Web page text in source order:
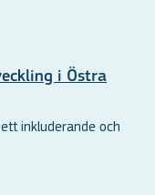
i Östra
inkluderande och